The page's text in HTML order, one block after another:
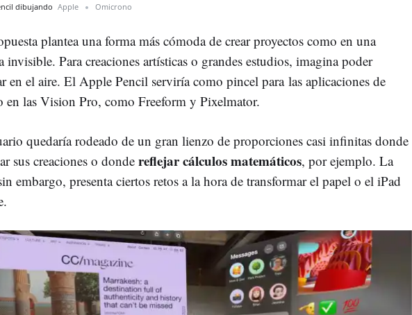
dibujando Apple Omicrono
plantea una forma más cómoda de crear proyectos como en una
invisible. Para creaciones artísticas o grandes estudios, imagina poder
en el aire. El Apple Pencil serviría como pincel para las aplicaciones de
en las Vision Pro, como Freeform y Pixelmator.
quedaría rodeado de un gran lienzo de proporciones casi infinitas donde
sus creaciones o donde reflejar cálculos matemáticos, por ejemplo. La
embargo, presenta ciertos retos a la hora de transformar el papel o el iPad